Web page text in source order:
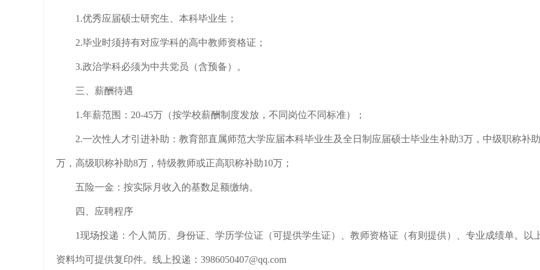
1.优秀应届硕士研究生、本科毕业生；
2.毕业时须持有对应学科的高中教师资格证；
3.政治学科必须为中共党员（含预备）。
三、薪酬待遇
1.年薪范围：20-45万（按学校薪酬制度发放，不同岗位不同标准）；
2.一次性人才引进补助：教育部直属师范大学应届本科毕业生及全日制应届硕士毕业生补助3万，中级职称补
万，高级职称补助8万，特级教师或正高职称补助10万；
五险一金：按实际月收入的基数足额缴纳。
四、应聘程序
1现场投递：个人简历、身份证、学历学位证（可提供学生证）、教师资格证（有则提供）、专业成绩单。以
资料均可提供复印件。线上投递：3986050407@qq.com